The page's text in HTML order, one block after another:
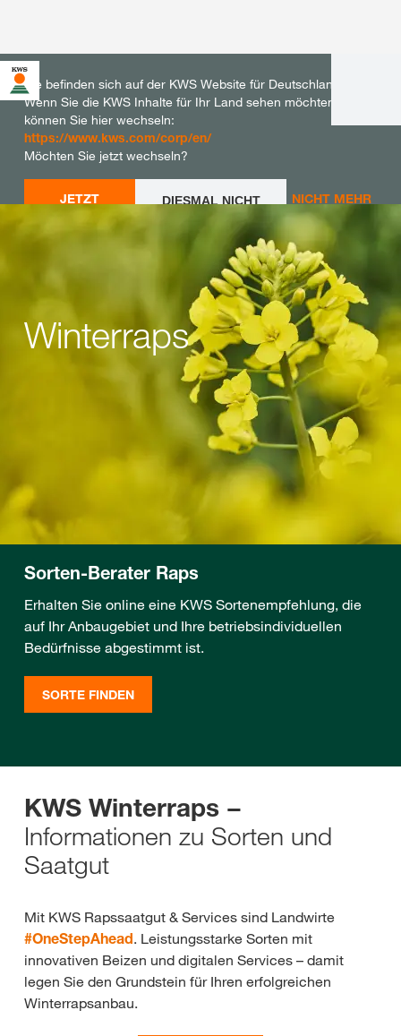
Sie befinden sich auf der KWS Website für Deutschland.
Wenn Sie die KWS Inhalte für Ihr Land sehen möchten,
können Sie hier wechseln:
https://www.kws.com/corp/en/
Möchten Sie jetzt wechseln?
JETZT
WECHSELN
DIESMAL NICHT
WECHSELN
NICHT MEHR
FRAGEN
Winterraps
Sorten-Berater Raps
Erhalten Sie online eine KWS Sortenempfehlung, die
auf Ihr Anbaugebiet und Ihre betriebsindividuellen
Bedürfnisse abgestimmt ist.
SORTE FINDEN
KWS Winterraps −
Informationen zu Sorten und
Saatgut
Mit KWS Rapssaatgut & Services sind Landwirte
#OneStepAhead. Leistungsstarke Sorten mit
innovativen Beizen und digitalen Services – damit
legen Sie den Grundstein für Ihren erfolgreichen
Winterrapsanbau.